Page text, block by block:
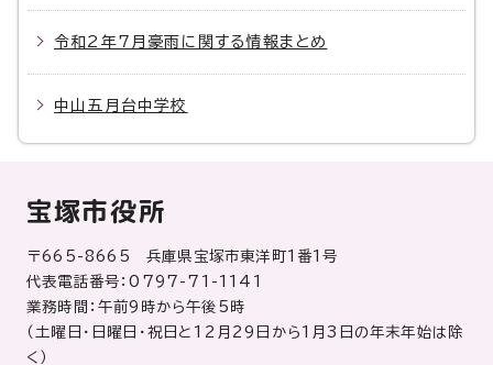
令和2年7月豪雨に関する情報まとめ
中山五月台中学校
宝塚市役所
〒665-8665 兵庫県宝塚市東洋町1番1号
代表電話番号：0797-71-1141
業務時間：午前9時から午後5時
（土曜日・日曜日・祝日と12月29日から1月3日の年末年始は除
く）